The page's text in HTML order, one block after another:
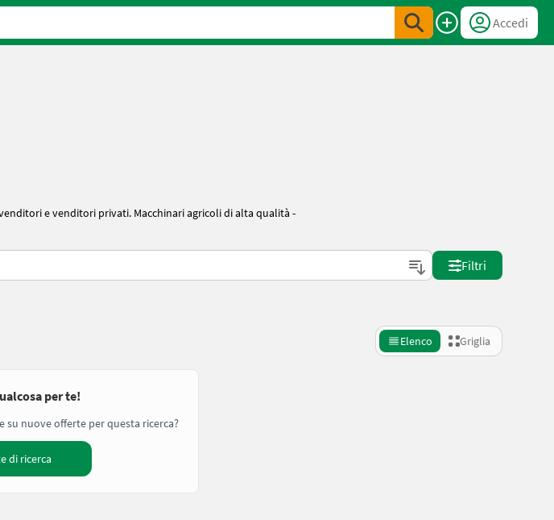
Accedi
e venditori privati. Macchinari agricoli di alta qualità -
Filtri
Elenco Griglia
per te!
nuove offerte per questa ricerca?
di ricerca